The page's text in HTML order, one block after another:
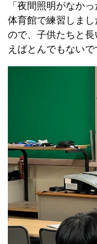
「夜間照明がなか
体育館で練習しま
ので、子供たちと
えばとんでもないで